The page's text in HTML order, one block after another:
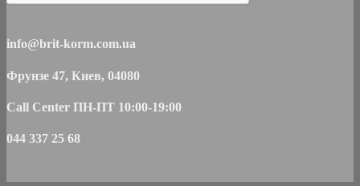
info@brit-korm.com.ua
Фрунзе 47, Киев, 04080
Call Center ПН-ПТ 10:00-19:00
044 337 25 68